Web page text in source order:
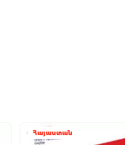
Հայաստան